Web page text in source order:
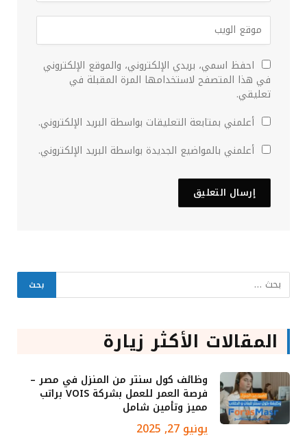
احفظ اسمي، بريدي الإلكتروني، والموقع الإلكتروني
في هذا المتصفح لاستخدامها المرة المقبلة في
تعليقي.
أعلمني بمتابعة التعليقات بواسطة البريد الإلكتروني.
أعلمني بالمواضيع الجديدة بواسطة البريد الإلكتروني.
المقالات الأكثر زيارة
وظائف كول سنتر من المنزل في مصر –
فرصة العمر للعمل بشركة VOIS براتب
مميز وتأمين شامل
يونيو 27, 2025